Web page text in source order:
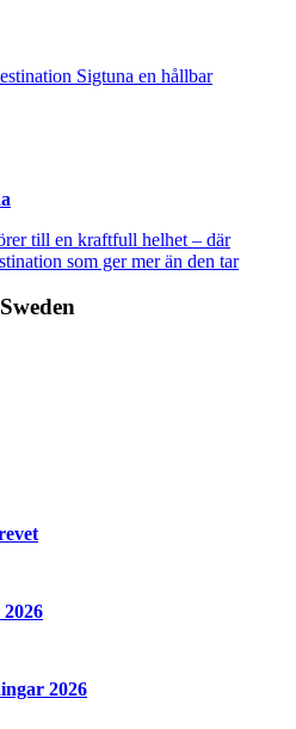
till en kraftfull helhet – där
som ger mer än den tar
2026